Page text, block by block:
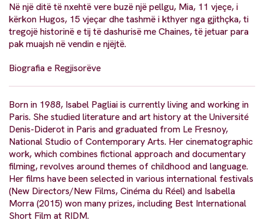
Në një ditë të nxehtë vere buzë një pellgu, Mia, 11 vjeçe, i
kërkon Hugos, 15 vjeçar dhe tashmë i kthyer nga gjithçka, ti
tregojë historinë e tij të dashurisë me Chaines, të jetuar para
pak muajsh në vendin e njëjtë.
Biografia e Regjisorëve
Born in 1988, Isabel Pagliai is currently living and working in
Paris. She studied literature and art history at the Université
Denis-Diderot in Paris and graduated from Le Fresnoy,
National Studio of Contemporary Arts. Her cinematographic
work, which combines fictional approach and documentary
filming, revolves around themes of childhood and language.
Her films have been selected in various international festivals
(New Directors/New Films, Cinéma du Réel) and Isabella
Morra (2015) won many prizes, including Best International
Short Film at RIDM.